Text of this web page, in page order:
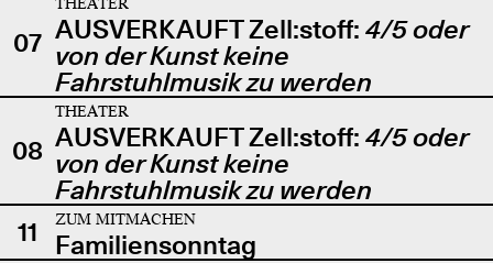
07 AUSVERKAUFT Zell:stoff: 4/5 oder
von der Kunst keine
Fahrstuhlmusik zu werden
08
THEATER
AUSVERKAUFT Zell:stoff: 4/5 oder
von der Kunst keine
Fahrstuhlmusik zu werden
11
ZUM MITMACHEN
Familiensonntag